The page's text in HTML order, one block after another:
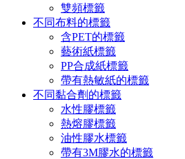
雙頻標籤
不同布料的標籤
含PET的標籤
藝術紙標籤
PP合成紙標籤
帶有熱敏紙的標籤
不同黏合劑的標籤
水性膠標籤
熱熔膠標籤
油性膠水標籤
帶有3M膠水的標籤